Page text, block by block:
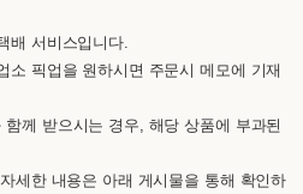
배 서비스입니다.
소 픽업을 원하시면 주문시 메모에 기재
께 받으시는 경우, 해당 상품에 부과된
세한 내용은 아래 게시물을 통해 확인하